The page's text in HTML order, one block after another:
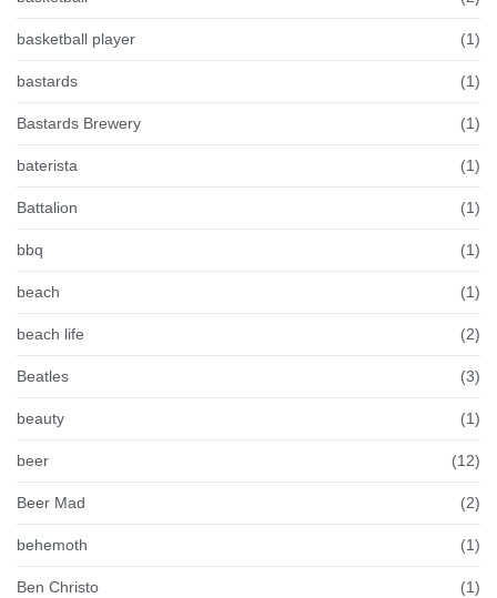
basketball player (1)
bastards (1)
Bastards Brewery (1)
baterista (1)
Battalion (1)
bbq (1)
beach (1)
beach life (2)
Beatles (3)
beauty (1)
beer (12)
Beer Mad (2)
behemoth (1)
Ben Christo (1)